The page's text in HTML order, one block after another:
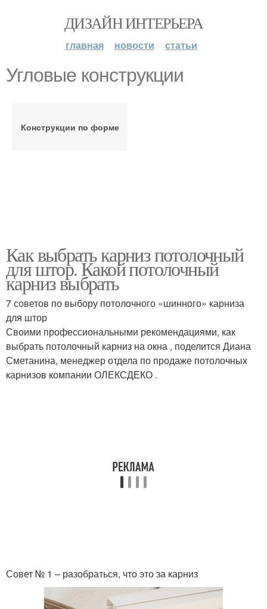
ДИЗАЙН ИНТЕРЬЕРА
главная новости статьи
Угловые конструкции
Конструкции по форме
Как выбрать карниз потолочный
для штор. Какой потолочный
карниз выбрать
7 советов по выбору потолочного «шинного» карниза
для штор
Своими профессиональными рекомендациями, как
выбрать потолочный карниз на окна , поделится Диана
Сметанина, менеджер отдела по продаже потолочных
карнизов компании ОЛЕКСДЕКО .
Совет № 1 – разобраться, что это за карниз